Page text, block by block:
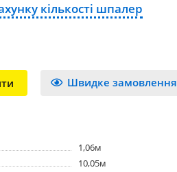
кількості шпалер
Швидке замовлення
1,06м
10,05м